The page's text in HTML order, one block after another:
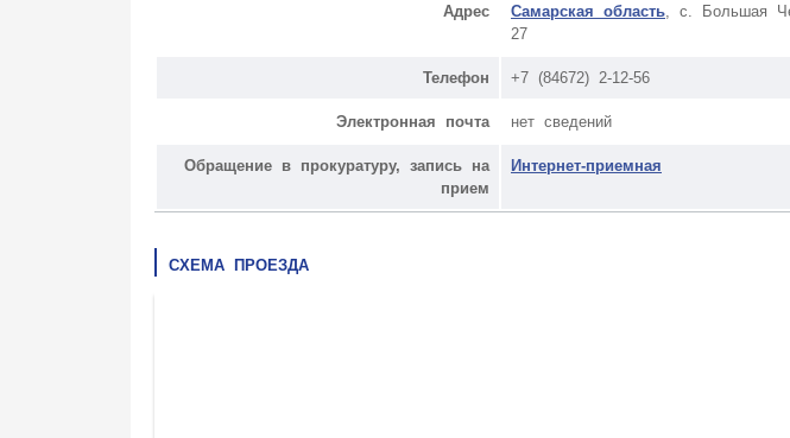
Адрес Самарская область , с. Большая
27
Телефон +7 (84672) 2-12-56
Электронная почта нет сведений
Обращение в прокуратуру, запись на
прием
Интернет-приемная
СХЕМА ПРОЕЗДА